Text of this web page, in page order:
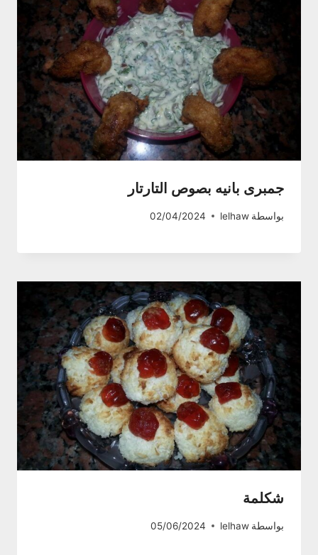
جمبرى بانيه بصوص التارتار
بواسطة lelhaw
02/04/2024
شكلمة
بواسطة lelhaw
05/06/2024